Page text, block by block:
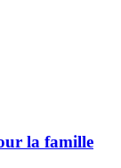
la famille